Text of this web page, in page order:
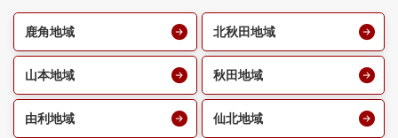
鹿角地域 北秋田地域
山本地域 秋田地域
由利地域 仙北地域